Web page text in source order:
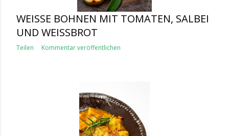
WEISSE BOHNEN MIT TOMATEN, SALBEI U
ND WEISSBROT
Teilen Kommentar veröffentlichen